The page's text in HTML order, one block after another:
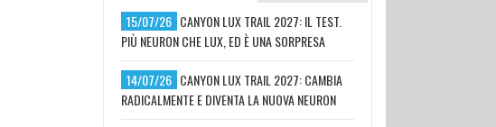
15/07/26 CANYON LUX TRAIL 2027: IL TEST.
PIÙ NEURON CHE LUX, ED È UNA SORPRESA
14/07/26 CANYON LUX TRAIL 2027: CAMBIA
RADICALMENTE E DIVENTA LA NUOVA NEURON